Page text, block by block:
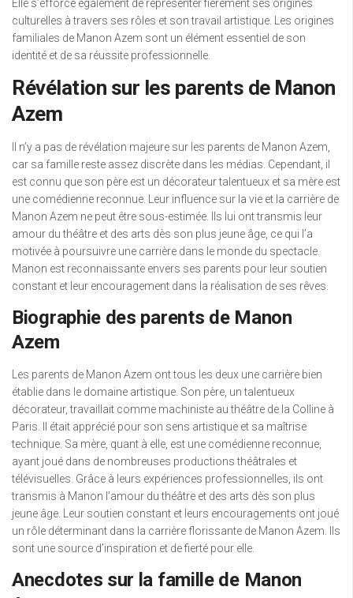
Elle s’efforce également de représenter fièrement ses origines
culturelles à travers ses rôles et son travail artistique. Les origines
familiales de Manon Azem sont un élément essentiel de son
identité et de sa réussite professionnelle.
Révélation sur les parents de Manon
Azem
Il n’y a pas de révélation majeure sur les parents de Manon Azem,
car sa famille reste assez discrète dans les médias. Cependant, il
est connu que son père est un décorateur talentueux et sa mère est
une comédienne reconnue. Leur influence sur la vie et la carrière de
Manon Azem ne peut être sous-estimée. Ils lui ont transmis leur
amour du théâtre et des arts dès son plus jeune âge, ce qui l’a
motivée à poursuivre une carrière dans le monde du spectacle.
Manon est reconnaissante envers ses parents pour leur soutien
constant et leur encouragement dans la réalisation de ses rêves.
Biographie des parents de Manon
Azem
Les parents de Manon Azem ont tous les deux une carrière bien
établie dans le domaine artistique. Son père, un talentueux
décorateur, travaillait comme machiniste au théâtre de la Colline à
Paris. Il était apprécié pour son sens artistique et sa maîtrise
technique. Sa mère, quant à elle, est une comédienne reconnue,
ayant joué dans de nombreuses productions théâtrales et
télévisuelles. Grâce à leurs expériences professionnelles, ils ont
transmis à Manon l’amour du théâtre et des arts dès son plus
jeune âge. Leur soutien constant et leurs encouragements ont joué
un rôle déterminant dans la carrière florissante de Manon Azem. Ils
sont une source d’inspiration et de fierté pour elle.
Anecdotes sur la famille de Manon